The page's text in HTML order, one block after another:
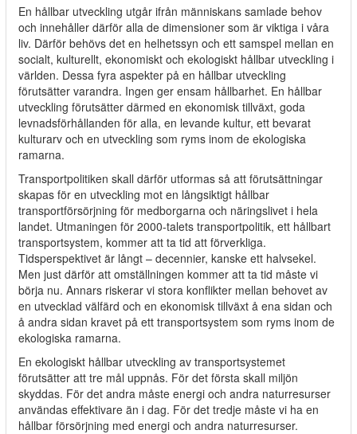
En hållbar utveckling utgår ifrån människans samlade behov
och innehåller därför alla de dimensioner som är viktiga i våra
liv. Därför behövs det en helhetssyn och ett samspel mellan en
socialt, kulturellt, ekonomiskt och ekologiskt hållbar utveckling i
världen. Dessa fyra aspekter på en hållbar utveckling
förutsätter varandra. Ingen ger ensam hållbarhet. En hållbar
utveckling förutsätter därmed en ekonomisk tillväxt, goda
levnadsförhållanden för alla, en levande kultur, ett bevarat
kulturarv och en utveckling som ryms inom de ekologiska
ramarna.
Transportpolitiken skall därför utformas så att förutsättningar
skapas för en utveckling mot en långsiktigt hållbar
transportförsörjning för medborgarna och näringslivet i hela
landet. Utmaningen för 2000-talets transportpolitik, ett hållbart
transportsystem, kommer att ta tid att förverkliga.
Tidsperspektivet är långt – decennier, kanske ett halvsekel.
Men just därför att omställningen kommer att ta tid måste vi
börja nu. Annars riskerar vi stora konflikter mellan behovet av
en utvecklad välfärd och en ekonomisk tillväxt å ena sidan och
å andra sidan kravet på ett transportsystem som ryms inom de
ekologiska ramarna.
En ekologiskt hållbar utveckling av transportsystemet
förutsätter att tre mål uppnås. För det första skall miljön
skyddas. För det andra måste energi och andra naturresurser
användas effektivare än i dag. För det tredje måste vi ha en
hållbar försörjning med energi och andra naturresurser.